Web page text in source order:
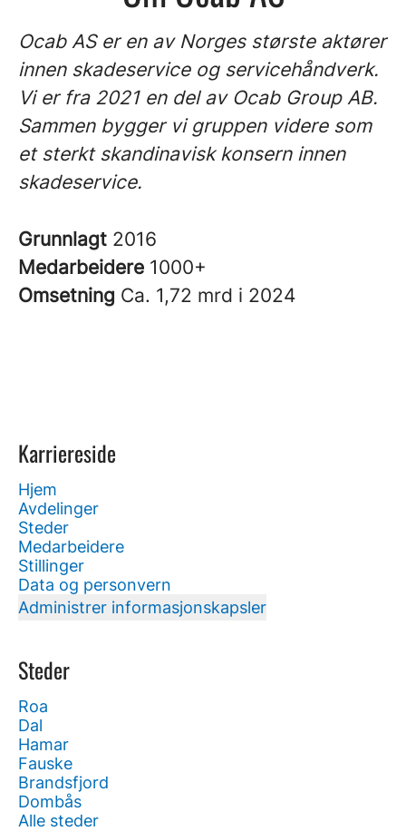
Ocab AS er en av Norges største aktører
innen skadeservice og servicehåndverk.
Vi er fra 2021 en del av Ocab Group AB.
Sammen bygger vi gruppen videre som
et sterkt skandinavisk konsern innen
skadeservice.
Grunnlagt 2016
Medarbeidere 1000+
Omsetning Ca. 1,72 mrd i 2024
Karriereside
Hjem
Avdelinger
Steder
Medarbeidere
Stillinger
Data og personvern
Administrer informasjonskapsler
Steder
Roa
Dal
Hamar
Fauske
Brandsfjord
Dombås
Alle steder